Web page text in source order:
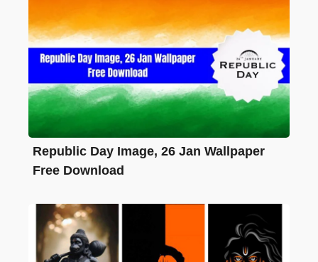
Republic Day Image, 26 Jan Wallpaper
Free Download